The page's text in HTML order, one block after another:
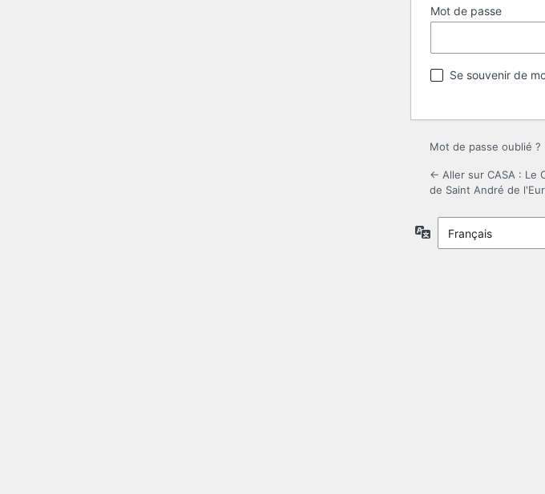
Mot de passe
Se souvenir de
Mot de passe oublié ?
← Aller sur CASA : Le
de Saint André de
Langue